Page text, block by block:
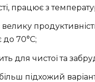
працює з
до 70°C;
для чистої та
підхожий